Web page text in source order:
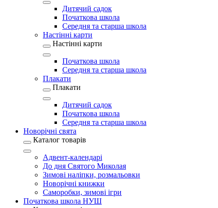
Дитячий садок
Початкова школа
Середня та старша школа
Настінні карти
Настінні карти
Початкова школа
Середня та старша школа
Плакати
Плакати
Дитячий садок
Початкова школа
Середня та старша школа
Новорічні свята
Каталог товарів
Адвент-календарі
До дня Святого Миколая
Зимові наліпки, розмальовки
Новорічні книжки
Саморобки, зимові ігри
Початкова школа НУШ